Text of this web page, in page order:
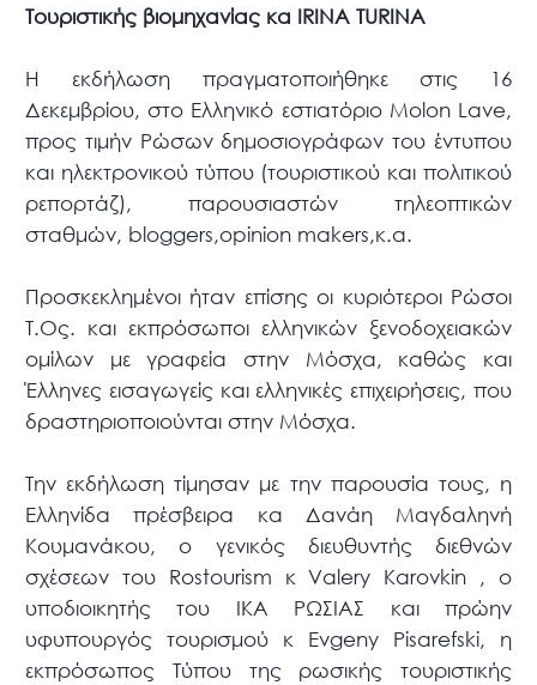
Τουριστικής βιομηχανίας κα IRINA TURINA
Η εκδήλωση πραγματοποιήθηκε στις 16
Δεκεμβρίου, στο Ελληνικό εστιατόριο Molon Lave,
προς τιμήν Ρώσων δημοσιογράφων του έντυπου
και ηλεκτρονικού τύπου (τουριστικού και πολιτικού
ρεπορτάζ), παρουσιαστών τηλεοπτικών
σταθμών, bloggers,opinion makers,κ.α.
Προσκεκλημένοι ήταν επίσης οι κυριότεροι Ρώσοι
Τ.Ος. και εκπρόσωποι ελληνικών ξενοδοχειακών
ομίλων με γραφεία στην Μόσχα, καθώς και
Έλληνες εισαγωγείς και ελληνικές επιχειρήσεις, που
δραστηριοποιούνται στην Μόσχα.
Την εκδήλωση τίμησαν με την παρουσία τους, η
Ελληνίδα πρέσβειρα κα Δανάη Μαγδαληνή
Κουμανάκου, ο γενικός διευθυντής διεθνών
σχέσεων του Rostourism κ Valery Karovkin , ο
υποδιοικητής του ΙΚΑ ΡΩΣΙΑΣ και πρώην
υφυπουργός τουρισμού κ Evgeny Pisarefski, η
εκπρόσωπος Τύπου της ρωσικής τουριστικής